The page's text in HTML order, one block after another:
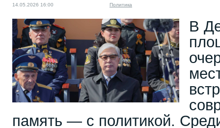
14.05.2026 16:00 Политика
В
память — с политикой.